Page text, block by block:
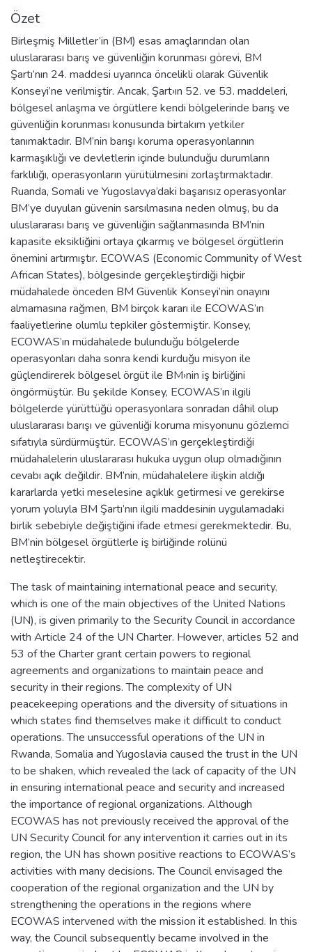
Özet
Birleşmiş Milletler’in (BM) esas amaçlarından olan
uluslararası barış ve güvenliğin korunması görevi, BM
Şartı’nın 24. maddesi uyarınca öncelikli olarak Güvenlik
Konseyi’ne verilmiştir. Ancak, Şart›ın 52. ve 53. maddeleri,
bölgesel anlaşma ve örgütlere kendi bölgelerinde barış ve
güvenliğin korunması konusunda birtakım yetkiler
tanımaktadır. BM’nin barışı koruma operasyonlarının
karmaşıklığı ve devletlerin içinde bulunduğu durumların
farklılığı, operasyonların yürütülmesini zorlaştırmaktadır.
Ruanda, Somali ve Yugoslavya’daki başarısız operasyonlar
BM’ye duyulan güvenin sarsılmasına neden olmuş, bu da
uluslararası barış ve güvenliğin sağlanmasında BM’nin
kapasite eksikliğini ortaya çıkarmış ve bölgesel örgütlerin
önemini artırmıştır. ECOWAS (Economic Community of West
African States), bölgesinde gerçekleştirdiği hiçbir
müdahalede önceden BM Güvenlik Konseyi’nin onayını
almamasına rağmen, BM birçok kararı ile ECOWAS’ın
faaliyetlerine olumlu tepkiler göstermiştir. Konsey,
ECOWAS’ın müdahalede bulunduğu bölgelerde
operasyonları daha sonra kendi kurduğu misyon ile
güçlendirerek bölgesel örgüt ile BM›nin iş birliğini
öngörmüştür. Bu şekilde Konsey, ECOWAS’ın ilgili
bölgelerde yürüttüğü operasyonlara sonradan dâhil olup
uluslararası barışı ve güvenliği koruma misyonunu gözlemci
sıfatıyla sürdürmüştür. ECOWAS’ın gerçekleştirdiği
müdahalelerin uluslararası hukuka uygun olup olmadığının
cevabı açık değildir. BM’nin, müdahalelere ilişkin aldığı
kararlarda yetki meselesine açıklık getirmesi ve gerekirse
yorum yoluyla BM Şartı’nın ilgili maddesinin uygulamadaki
birlik sebebiyle değiştiğini ifade etmesi gerekmektedir. Bu,
BM’nin bölgesel örgütlerle iş birliğinde rolünü
netleştirecektir.
The task of maintaining international peace and security,
which is one of the main objectives of the United Nations
(UN), is given primarily to the Security Council in accordance
with Article 24 of the UN Charter. However, articles 52 and
53 of the Charter grant certain powers to regional
agreements and organizations to maintain peace and
security in their regions. The complexity of UN
peacekeeping operations and the diversity of situations in
which states find themselves make it difficult to conduct
operations. The unsuccessful operations of the UN in
Rwanda, Somalia and Yugoslavia caused the trust in the UN
to be shaken, which revealed the lack of capacity of the UN
in ensuring international peace and security and increased
the importance of regional organizations. Although
ECOWAS has not previously received the approval of the
UN Security Council for any intervention it carries out in its
region, the UN has shown positive reactions to ECOWAS’s
activities with many decisions. The Council envisaged the
cooperation of the regional organization and the UN by
strengthening the operations in the regions where
ECOWAS intervened with the mission it established. In this
way, the Council subsequently became involved in the